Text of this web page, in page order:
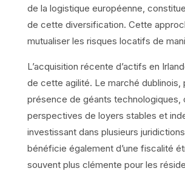
de la logistique européenne,
de cette diversification. Cette
mutualiser les risques locatifs de
L’acquisition récente d’actifs en
de cette agilité. Le marché dublinois,
présence de géants technologiques,
perspectives de loyers stables et
investissant dans plusieurs
bénéficie également d’une fiscalité
souvent plus clémente pour les